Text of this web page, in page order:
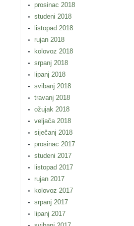
prosinac 2018
studeni 2018
listopad 2018
rujan 2018
kolovoz 2018
srpanj 2018
lipanj 2018
svibanj 2018
travanj 2018
ožujak 2018
veljača 2018
siječanj 2018
prosinac 2017
studeni 2017
listopad 2017
rujan 2017
kolovoz 2017
srpanj 2017
lipanj 2017